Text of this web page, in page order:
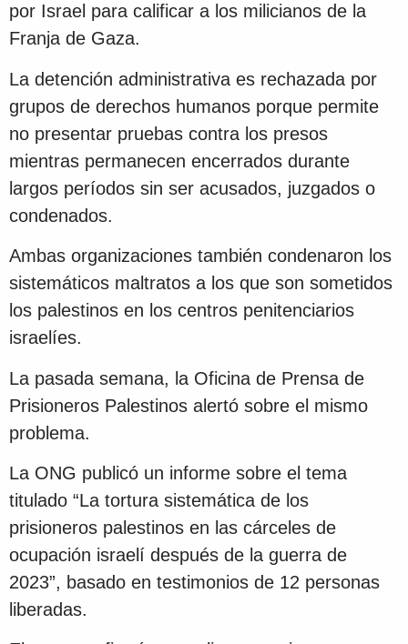
por Israel para calificar a los milicianos de la
Franja de Gaza.
La detención administrativa es rechazada por
grupos de derechos humanos porque permite
no presentar pruebas contra los presos
mientras permanecen encerrados durante
largos períodos sin ser acusados, juzgados o
condenados.
Ambas organizaciones también condenaron los
sistemáticos maltratos a los que son sometidos
los palestinos en los centros penitenciarios
israelíes.
La pasada semana, la Oficina de Prensa de
Prisioneros Palestinos alertó sobre el mismo
problema.
La ONG publicó un informe sobre el tema
titulado “La tortura sistemática de los
prisioneros palestinos en las cárceles de
ocupación israelí después de la guerra de
2023”, basado en testimonios de 12 personas
liberadas.